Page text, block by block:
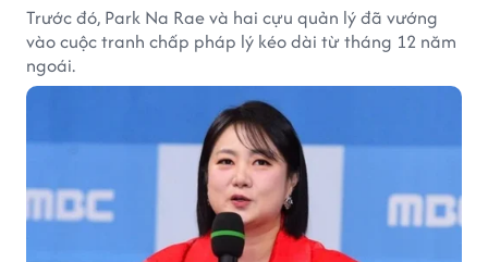
Trước đó, Park Na Rae và hai cựu quản lý đã vướng
vào cuộc tranh chấp pháp lý kéo dài từ tháng 12 năm
ngoái.